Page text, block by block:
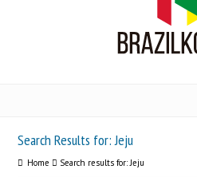
Search Results for: Jeju
Home Search results for: Jeju